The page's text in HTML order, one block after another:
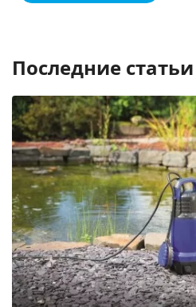
Последние статьи